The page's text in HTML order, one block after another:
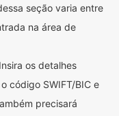
seção varia entre
na área de
Insira os detalhes
código SWIFT/BIC e
precisará